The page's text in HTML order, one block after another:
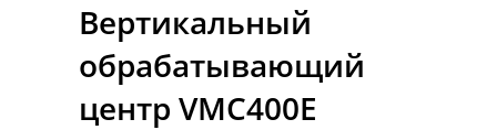
Вертикальный
обрабатывающий
центр VMC400E